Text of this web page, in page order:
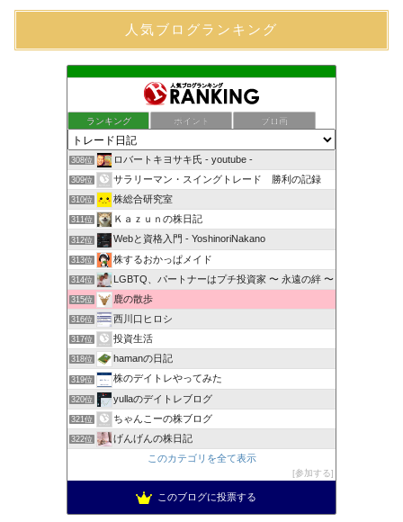
人気ブログランキング
ランキング ポイント ブロ画
308位 ロバートキヨサキ氏 - youtube -
309位 サラリーマン・スイングトレード 勝利の記録
310位 株総合研究室
311位 Ｋａｚｕｎの株日記
312位 Webと資格入門 - YoshinoriNakano
313位 株するおかっぱメイド
314位 LGBTQ、パートナーはプチ投資家 〜 永遠の絆 〜
315位 鹿の散歩
316位 西川口ヒロシ
317位 投資生活
318位 hamanの日記
319位 株のデイトレやってみた
320位 yullaのデイトレブログ
321位 ちゃんこーの株ブログ
322位
げんげんの株日記
このカテゴリを全て表示
参加する
このブログに投票する